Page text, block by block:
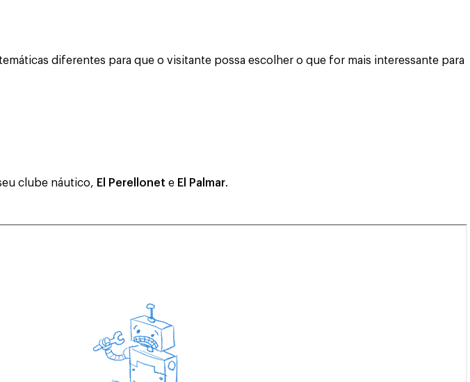
diferentes para que o visitante possa escolher o que for mais interessante para
clube náutico, El Perellonet e El Palmar.